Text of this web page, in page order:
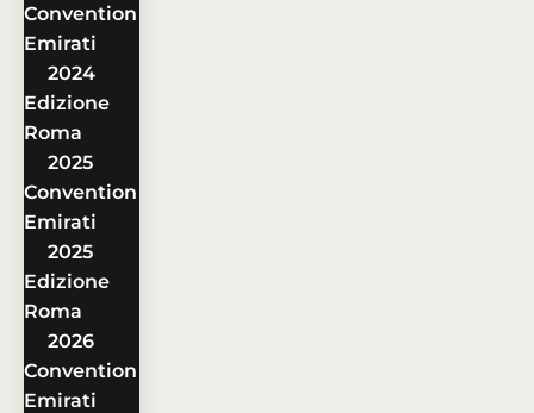
Convention
Emirati
2024
Edizione
Roma
2025
Convention
Emirati
2025
Edizione
Roma
2026
Convention
Emirati